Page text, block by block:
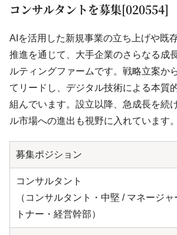
コンサルタントを募集[020554]
AIを活用した新規事業の立ち上げや既
推進を通じて、大手企業のさらなる成
ルティングファームです。戦略立案か
てリードし、デジタル技術による本質
組んでいます。設立以降、急成長を続
ル市場への進出も視野に入れています。
募集ポジション
コンサルタント
（コンサルタント・中堅 / マネージ
トナー・経営幹部）